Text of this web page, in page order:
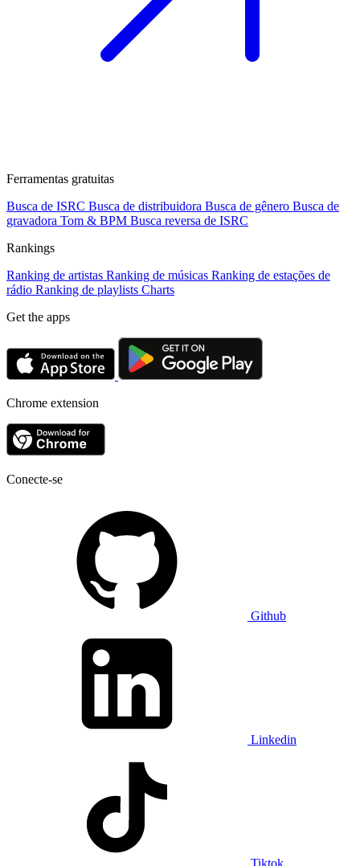
Ferramentas gratuitas
Busca de ISRC Busca de distribuidora Busca de gênero Busca de
gravadora Tom & BPM Busca reversa de ISRC
Rankings
Ranking de artistas Ranking de músicas Ranking de estações de
rádio Ranking de playlists Charts
Get the apps
Chrome extension
Conecte-se
Github
Linkedin
Tiktok